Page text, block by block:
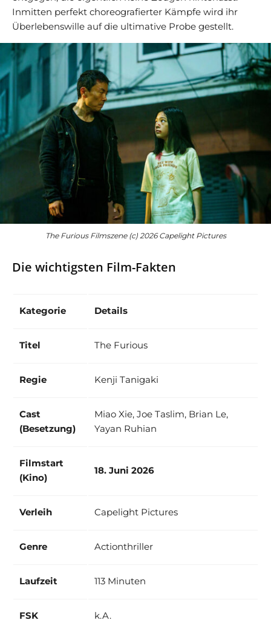
Inmitten perfekt choreografierter Kämpfe wird ihr
Überlebenswille auf die ultimative Probe gestellt.
The Furious Filmszene (c) 2026 Capelight Pictures
Die wichtigsten Film-Fakten
Kategorie Details
Titel The Furious
Regie Kenji Tanigaki
Cast
(Besetzung)
Miao Xie, Joe Taslim, Brian Le,
Yayan Ruhian
Filmstart
(Kino)
18. Juni 2026
Verleih Capelight Pictures
Genre Actionthriller
Laufzeit 113 Minuten
FSK k.A.